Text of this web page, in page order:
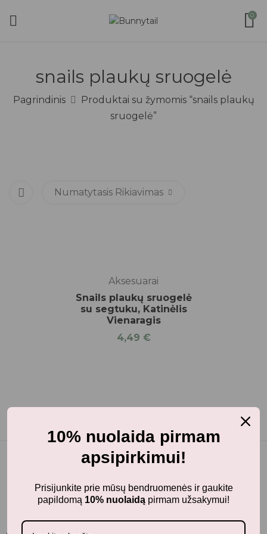
0
snails plaukų sruogelė
Pagrindinis
Produktai su žymomis “snails plaukų
sruogelė”
Numatytasis Rikiavimas
Aksesuarai
Snails plaukų sruogelė
su segtuku, Katinėlis
Vienaragis
4,49 €
10% nuolaida pirmam
apsipirkimui!
Prisijunkite prie mūsų bendruomenės ir gaukite
papildomą 10% nuolaidą pirmam užsakymui!